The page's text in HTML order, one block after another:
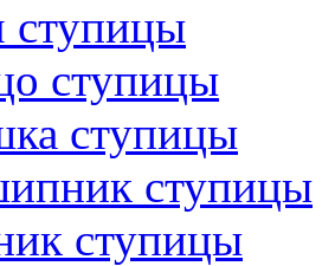
ступицы
ступицы
ступицы
ступицы